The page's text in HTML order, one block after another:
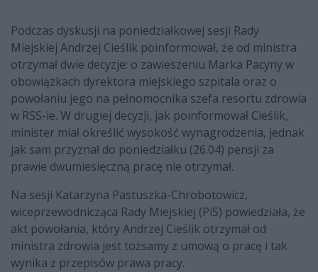
Podczas dyskusji na poniedziałkowej sesji Rady
Miejskiej Andrzej Cieślik poinformował, że od ministra
otrzymał dwie decyzje: o zawieszeniu Marka Pacyny w
obowiązkach dyrektora miejskiego szpitala oraz o
powołaniu jego na pełnomocnika szefa resortu zdrowia
w RSS-ie. W drugiej decyzji, jak poinformował Cieślik,
minister miał określić wysokość wynagrodzenia, jednak
jak sam przyznał do poniedziałku (26.04) pensji za
prawie dwumiesięczną pracę nie otrzymał.
Na sesji Katarzyna Pastuszka-Chrobotowicz,
wiceprzewodnicząca Rady Miejskiej (PiS) powiedziała, że
akt powołania, który Andrzej Cieślik otrzymał od
ministra zdrowia jest tożsamy z umową o pracę i tak
wynika z przepisów prawa pracy.